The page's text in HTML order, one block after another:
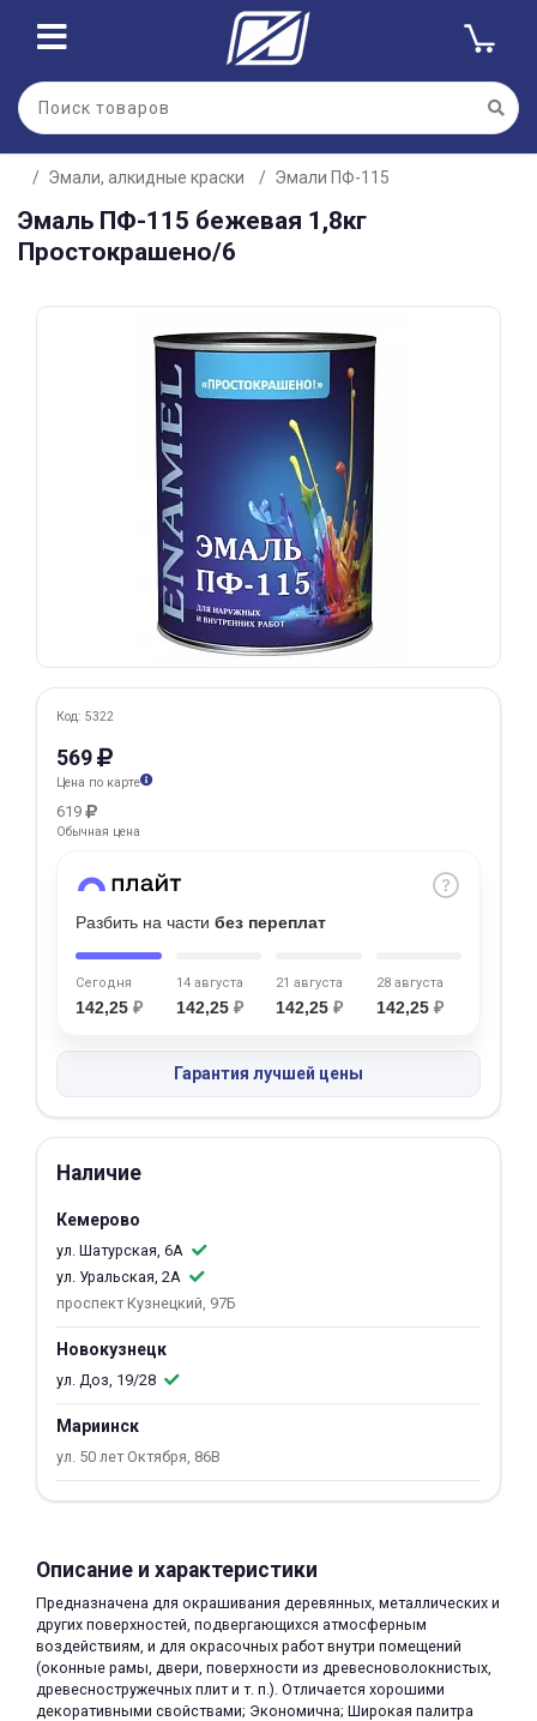
Эмали, алкидные краски Эмали ПФ-115
Эмаль ПФ-115 бежевая 1,8кг
Простокрашено/6
Код: 5322
569
Цена по карте
619
Обычная цена
Разбить на части без переплат
Сегодня
142,25 ₽
14 августа
142,25 ₽
21 августа
142,25 ₽
28 августа
142,25 ₽
Гарантия лучшей цены
Наличие
Кемерово
ул. Шатурская, 6А
ул. Уральская, 2А
проспект Кузнецкий, 97Б
Новокузнецк
ул. Доз, 19/28
Мариинск
ул. 50 лет Октября, 86В
Описание и характеристики
Предназначена для окрашивания деревянных, металлических и
других поверхностей, подвергающихся атмосферным
воздействиям, и для окрасочных работ внутри помещений
(оконные рамы, двери, поверхности из древесноволокнистых,
древесностружечных плит и т. п.). Отличается хорошими
декоративными свойствами; Экономична; Широкая палитра
Для клиентов всех банков
Разбейте
оплатуна части
без переплат
График платежей
Добавляйте товары
в корзину
Оплачивайте сегодня только
25% картой любого банка
Получайте товар
выбранный способом
Оставшиеся
списыватьсяс вашей карты
по25%каждые 2 недели
об оплате Плайтом
недели
8 800 302-02-51